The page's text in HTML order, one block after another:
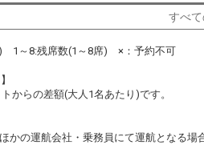
+2,300円
(羽田)
鹿児島
3 +6,600円
利用する 3 +16,500円
すべ
) 1～8:残席数(1～8席) ×：予約不可
からの差額(大人1名あたり)です。
かの運航会社・乗務員にて運航となる場